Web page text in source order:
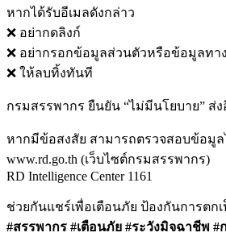
หากได้รับอีเมลดังกล่าว
❌ อย่ากดลิงก์
❌ อย่ากรอกข้อมูลส่วนตัวหรือข้อมูลทา
❌ ให้ลบทิ้งทันที
กรมสรรพากร ยืนยัน “ไม่มีนโยบาย”
หากมีข้อสงสัย สามารถตรวจสอบข้อมูล
www.rd.go.th (เว็บไซต์กรมสรรพากร)
RD Intelligence Center 1161
ช่วยกันแชร์เพื่อเตือนภัย ป้องกันการตก
#สรรพากร #เตือนภัย #ระวังมิจฉาชีพ #